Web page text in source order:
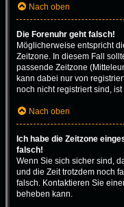
Nach oben
Die Forenuhr geht falsch!
Möglicherweise entspricht
Zeitzone. In diesem Fall
passende Zeitzone
kann dabei nur von
noch nicht registriert sind,
Nach oben
Ich habe die Zeitzone
falsch!
Wenn Sie sich sicher sind,
und die Zeit trotzdem noch
falsch. Kontaktieren Sie
beheben kann.